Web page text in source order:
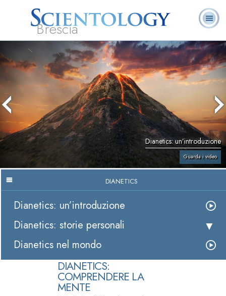
Brescia
Fondatore
Che cos’è
Scientology?
Ministri
Volontari
Domande
ricorrenti
Dianetics: un’introduzione
Guarda i video
DIANETICS
Dianetics: un’introduzione
Dianetics: storie personali
Dianetics nel mondo
DIANETICS:
COMPRENDERE LA
MENTE